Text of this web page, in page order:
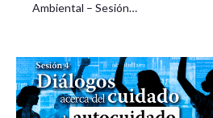
Ambiental – Sesión…